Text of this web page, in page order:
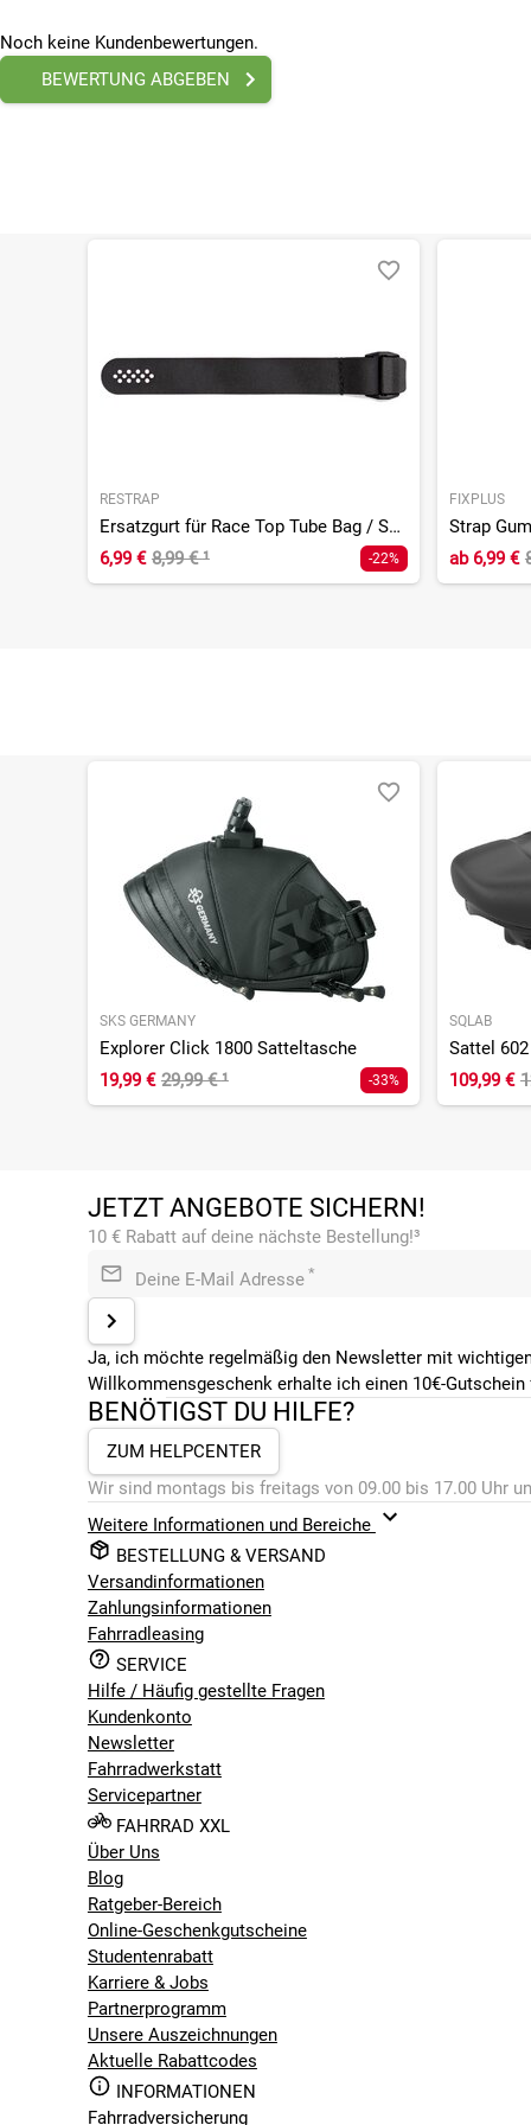
Noch keine Kundenbewertungen.
BEWERTUNG ABGEBEN
RESTRAP
Ersatzgurt für Race Top Tube Bag / Saddle Bag
6,99 € 8,99 €¹ -22%
FIXPLUS
Strap
ab6,99 €
SKS GERMANY
Explorer Click 1800 Satteltasche
19,99 € 29,99 €¹ -33%
SQLAB
Sattel
109,99 €
JETZT ANGEBOTE SICHERN!
10 € Rabatt auf deine nächste Bestellung!³
Deine E-Mail Adresse *
Ja, ich möchte regelmäßig den Newsletter mit
Willkommensgeschenk erhalte ich einen 10€-
BENÖTIGST DU HILFE?
ZUM HELPCENTER
Wir sind montags bis freitags von 09.00 bis 17.00 Uhr
Weitere Informationen und Bereiche
BESTELLUNG & VERSAND
Versandinformationen
Zahlungsinformationen
Fahrradleasing
SERVICE
Hilfe / Häufig gestellte Fragen
Kundenkonto
Newsletter
Fahrradwerkstatt
Servicepartner
FAHRRAD XXL
Über Uns
Blog
Ratgeber-Bereich
Online-Geschenkgutscheine
Studentenrabatt
Karriere & Jobs
Partnerprogramm
Unsere Auszeichnungen
Aktuelle Rabattcodes
INFORMATIONEN
Fahrradversicherung